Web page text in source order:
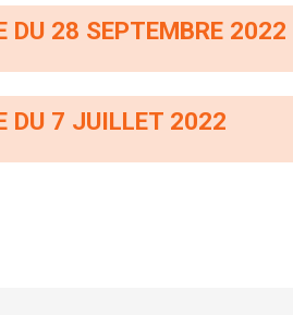
DU 28 SEPTEMBRE 2022
DU 7 JUILLET 2022